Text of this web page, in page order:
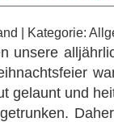
| Kategorie:
unsere
gelaunt und